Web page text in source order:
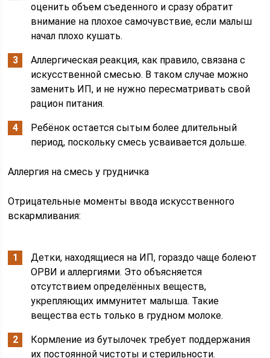
оценить объем съеденного и сразу обратит
внимание на плохое самочувствие, если малыш
начал плохо кушать.
Аллергическая реакция, как правило, связана с
искусственной смесью. В таком случае можно
заменить ИП, и не нужно пересматривать свой
рацион питания.
Ребёнок остается сытым более длительный
период, поскольку смесь усваивается дольше.
Аллергия на смесь у грудничка
Отрицательные моменты ввода искусственного
вскармливания:
Детки, находящиеся на ИП, гораздо чаще болеют
ОРВИ и аллергиями. Это объясняется
отсутствием определённых веществ,
укрепляющих иммунитет малыша. Такие
вещества есть только в грудном молоке.
Кормление из бутылочек требует поддержания
их постоянной чистоты и стерильности.